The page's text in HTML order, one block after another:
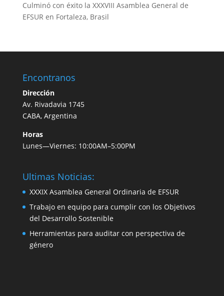
Culminó con éxito la XXXVIII Asamblea General de
EFSUR en Fortaleza, Brasil
Encontranos
Dirección
Av. Rivadavia 1745
CABA, Argentina
Horas
Lunes—Viernes: 10:00AM–5:00PM
Ultimas Noticias:
XXXIX Asamblea General Ordinaria de EFSUR
Trabajo en equipo para cumplir con los Objetivos
del Desarrollo Sostenible
Herramientas para auditar con perspectiva de
género